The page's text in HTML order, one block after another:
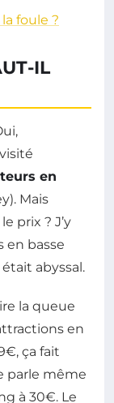
foule ?
IL
en
Mais
prix ? J’y
en basse
abyssal.
la queue
en
ça fait
parle même
à 30€. Le